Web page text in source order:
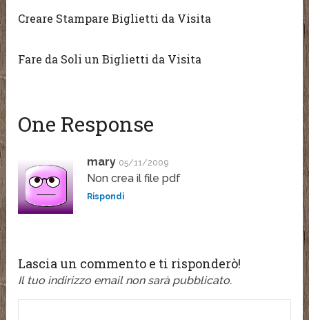
Creare Stampare Biglietti da Visita
Fare da Soli un Biglietti da Visita
One Response
mary 05/11/2009
Non crea il file pdf
Rispondi
Lascia un commento e ti risponderò!
Il tuo indirizzo email non sarà pubblicato.